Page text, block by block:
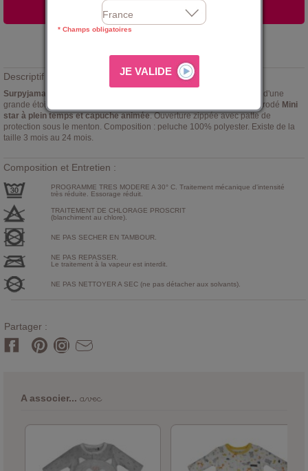
AJOUTER AU PANIER
Descriptif :
Surpyjama Sucre d'Orge modèle Fenouil
coloris gris tendre - illustré d'une
grande étoile poitrine et petites étoiles aux genoux. Grand message brodé Mini
star à plein temps et capuche animée. Ouverture zippée avec patte de
protection sous le menton. Composition : peluche 100% polyester. Existe de la
taille 3 mois au 24 mois.
Composition et Entretien :
PROGRAMME TRES MODERE A 30° C. Traitement mécanique d'intensité
très réduite. Essorage réduit.
TRAITEMENT DE CHLORAGE PROSCRIT
(blanchiment au chlore).
NE PAS SECHER EN TAMBOUR.
NE PAS REPASSER.
Le traitement à la vapeur est interdit.
NE PAS NETTOYER A SEC (ne pas détacher aux solvants).
Partager :
A associer...
* Champs obligatoires